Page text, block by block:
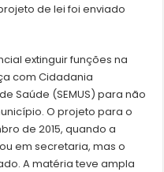
de lei foi enviado
extinguir funções na
com Cidadania
Saúde (SEMUS) para não
O projeto para o
de 2015, quando a
em secretaria, mas o
A matéria teve ampla